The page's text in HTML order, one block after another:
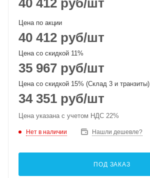
40 412 руб/шт
Цена по акции
40 412 руб/шт
Цена со скидкой 11%
35 967 руб/шт
Цена со скидкой 15% (Склад 3 и транзиты)
34 351 руб/шт
Цена указана с учетом НДС 22%
Нет в наличии Нашли дешевле?
ПОД ЗАКАЗ